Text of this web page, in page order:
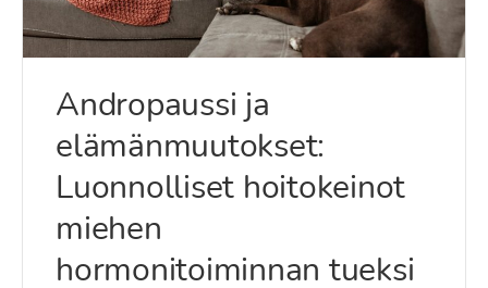
Andropaussi ja
elämänmuutokset:
Luonnolliset hoitokeinot
miehen
hormonitoiminnan tueksi